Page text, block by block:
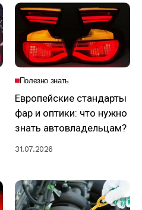
Полезно знать
Европейские стандарты
фар и оптики: что нужно
знать автовладельцам?
31.07.2026